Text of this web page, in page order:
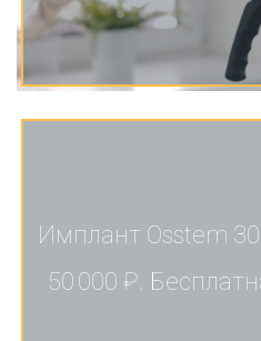
Имплант Osstem
50 000 ₽.